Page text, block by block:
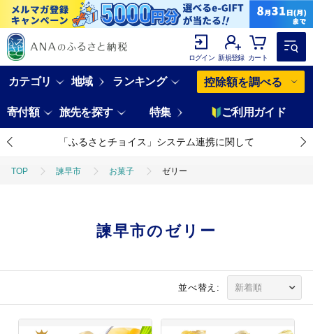
ログイン 新規登録 カート
カテゴリ 地域 ランキング 控除額を調べる
寄付額 旅先を探す 特集 ご利用ガイド
「ふるさとチョイス」システム連携に関して
TOP 諫早市 お菓子 ゼリー
諫早市のゼリー
並べ替え: